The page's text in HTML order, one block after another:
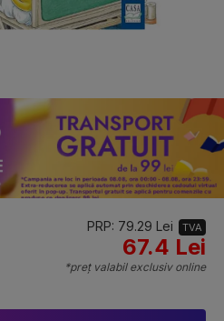
PRP: 79.29 Lei TVA
67.4 Lei
*preț valabil exclusiv online